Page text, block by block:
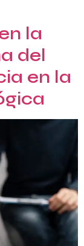
la
del
en la